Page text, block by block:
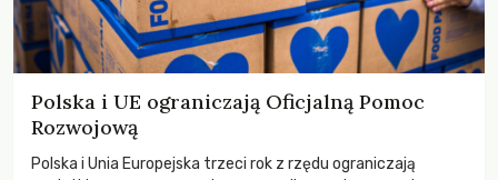
Polska i UE ograniczają Oficjalną Pomoc
Rozwojową
Polska i Unia Europejska trzeci rok z rzędu ograniczają